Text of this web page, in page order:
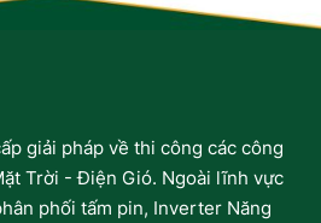
giải pháp về thi công các công
Trời - Điện Gió. Ngoài lĩnh vực
phối tấm pin, Inverter Năng